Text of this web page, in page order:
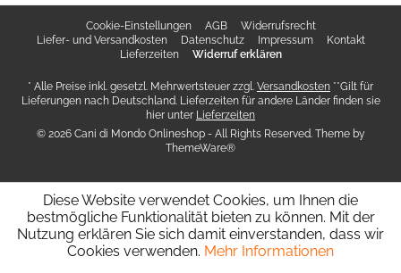
Cookie-Einstellungen AGB
Widerrufsrecht
Liefer- und Versandkosten
Datenschutz Impressum
Kontakt
Lieferzeiten
Widerruf erklären
* Alle Preise inkl. gesetzl. Mehrwertsteuer zzgl. Versandkosten **Gilt für
Lieferungen nach Deutschland. Lieferzeiten für andere Länder finden sie
hier unter Lieferzeiten
© 2026 Cani di Mondo Onlineshop - All Rights Reserved. Theme by
ThemeWare®
Diese Website verwendet Cookies, um Ihnen die
bestmögliche Funktionalität bieten zu können. Mit der
Nutzung erklären Sie sich damit einverstanden, dass wir
Cookies verwenden. Mehr Informationen